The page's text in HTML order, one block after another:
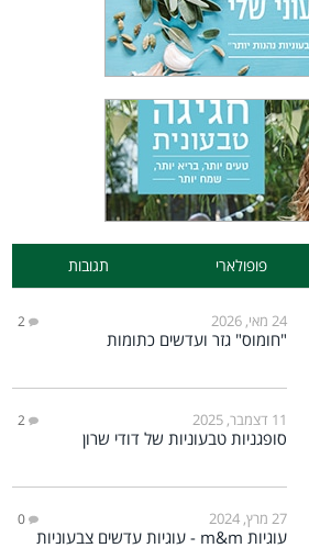
פופולארי תגובות
24 מאי, 2026 2
"חומוס" גזר ועדשים כתומות
11 דצמבר, 2025 2
סופגניות טבעוניות של דודי שרון
27 מרץ, 2024 0
עוגיות m&m - עוגיות עדשים צבעוניות